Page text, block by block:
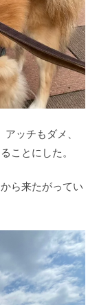
ッチもダメ、
ことにした。
ら来たがってい